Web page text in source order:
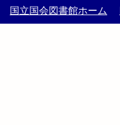
国立国会図書館ホーム